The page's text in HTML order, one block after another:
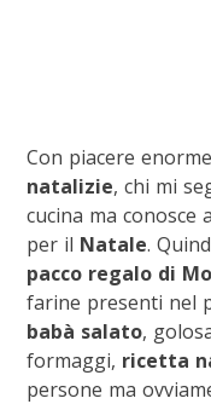
Con piacere
natalizie, chi mi
cucina ma
per il Natale.
pacco regalo di
farine presenti nel
babà salato,
formaggi, ricetta
persone ma